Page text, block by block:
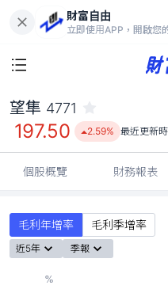
財富自由
立即使用APP，開啟您
197.50
望隼 4771
197.50 2.59% 最近更新時
個股概覽 財務報表
毛利年增率 毛利季增率
近5年 季報